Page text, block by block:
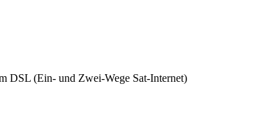
DSL (Ein- und Zwei-Wege Sat-Internet)